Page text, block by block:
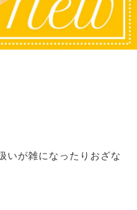
いが雑になったりおざな